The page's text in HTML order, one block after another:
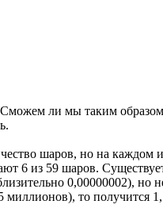
ли мы таким
шаров, но на каждом
6 из 59 шаров.
0,00000002), но
то получится